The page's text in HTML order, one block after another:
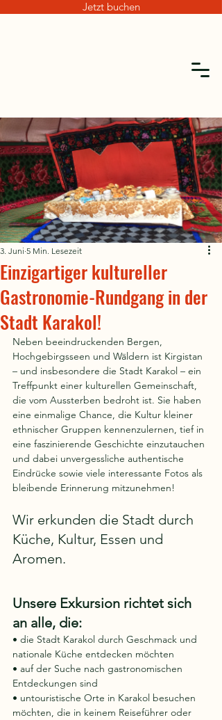
Jetzt buchen
Einzigartiger kultureller
Gastronomie-Rundgang in der
Stadt Karakol!
3. Juni 5 Min. Lesezeit
Neben beeindruckenden Bergen,
Hochgebirgsseen und Wäldern ist Kirgistan
– und insbesondere die Stadt Karakol – ein
Treffpunkt einer kulturellen Gemeinschaft,
die vom Aussterben bedroht ist. Sie haben
eine einmalige Chance, die Kultur kleiner
ethnischer Gruppen kennenzulernen, tief in
eine faszinierende Geschichte einzutauchen
und dabei unvergessliche authentische
Eindrücke sowie viele interessante Fotos als
bleibende Erinnerung mitzunehmen!
Wir erkunden die Stadt durch
Küche, Kultur, Essen und
Aromen.
Unsere Exkursion richtet sich
an alle, die:
• die Stadt Karakol durch Geschmack und
nationale Küche entdecken möchten
• auf der Suche nach gastronomischen
Entdeckungen sind
• untouristische Orte in Karakol besuchen
möchten, die in keinem Reiseführer oder